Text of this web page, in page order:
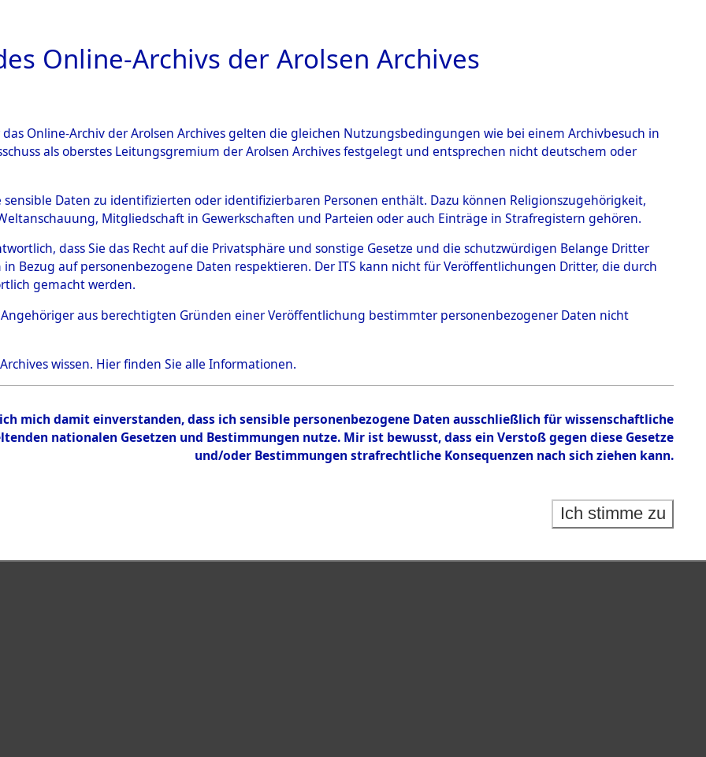
ARCHIVALE ÜBERSICHT BILD
→Kreis Sinsheim→0126 (101099798)
0126 (101099798)
Übergeordnetes
Baden-Württemberg
Inhalt
Zur Übersicht
Online-Archivs der Arolsen Archives
Online-Archiv der Arolsen Archives gelten die gleichen Nutzungsbedingungen wie bei einem Archivbesuch in
als oberstes Leitungsgremium der Arolsen Archives festgelegt und entsprechen nicht deutschem oder
sensible Daten zu identifizierten oder identifizierbaren Personen enthält. Dazu können Religionszugehörigkeit,
Mitgliedschaft in Gewerkschaften und Parteien oder auch Einträge in Strafregistern gehören.
dass Sie das Recht auf die Privatsphäre und sonstige Gesetze und die schutzwürdigen Belange Dritter
Bezug auf personenbezogene Daten respektieren. Der ITS kann nicht für Veröffentlichungen Dritter, die durch
gemacht werden.
Angehöriger aus berechtigten Gründen einer Veröffentlichung bestimmter personenbezogener Daten nicht
wissen. Hierfinden Sie alle Informationen.
mich damit einverstanden, dass ich sensible personenbezogene Daten ausschließlich für wissenschaftliche
nationalen Gesetzen und Bestimmungen nutze. Mir ist bewusst, dass ein Verstoß gegen diese Gesetze
und/oder Bestimmungen strafrechtliche Konsequenzen nach sich ziehen kann.
Ich stimme zu